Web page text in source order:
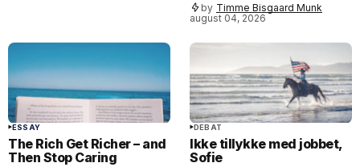
by Timme Bisgaard Munk
august 04, 2026
ESSAY
The Rich Get Richer – and
Then Stop Caring
DEBAT
Ikke tillykke med jobbet,
Sofie